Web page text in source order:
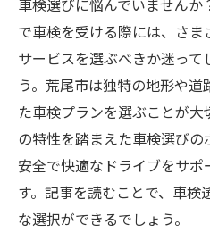
車検選びに悩んでいません
で車検を受ける際には、さ
サービスを選ぶべきか迷って
う。荒尾市は独特の地形や
た車検プランを選ぶことが
の特性を踏まえた車検選びの
安全で快適なドライブをサ
す。記事を読むことで、車
な選択ができるでしょう。